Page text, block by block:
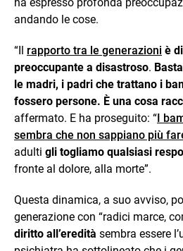
andando le cose.
“Il rapporto tra le generazioni è
preoccupante a disastroso.
le madri, i padri che trattano i
fossero persone. È una cosa
affermato. E ha proseguito: “I
sembra che non sappiano più
adulti gli togliamo qualsiasi
fronte al dolore, alla morte”.
Questa dinamica, a suo avviso,
generazione con “radici marce,
diritto all’eredità sembra essere